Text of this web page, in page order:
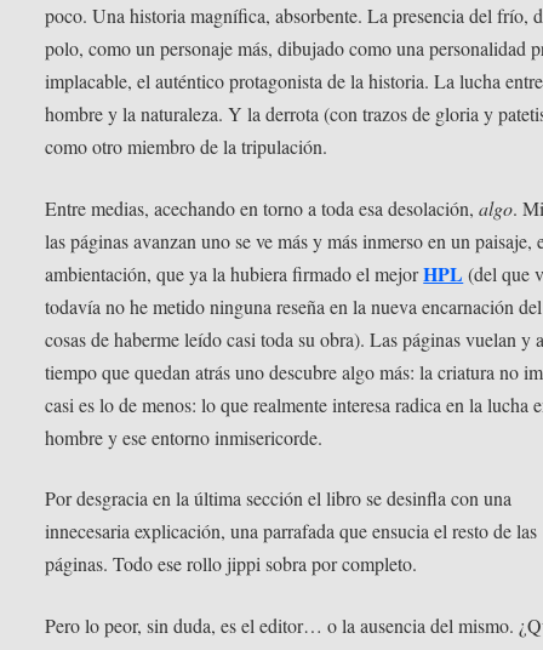
poco. Una historia magnífica, absorbente. La presencia del frío,
polo, como un personaje más, dibujado como una personalidad
implacable, el auténtico protagonista de la historia. La lucha
hombre y la naturaleza. Y la derrota (con trazos de gloria y
como otro miembro de la tripulación.
Entre medias, acechando en torno a toda esa desolación,algo.
las páginas avanzan uno se ve más y más inmerso en un paisaje,
ambientación, que ya la hubiera firmado el mejorHPL (del que
todavía no he metido ninguna reseña en la nueva encarnación
cosas de haberme leído casi toda su obra). Las páginas vuelan y
tiempo que quedan atrás uno descubre algo más: la criatura no
casi es lo de menos: lo que realmente interesa radica en la lucha
hombre y ese entorno inmisericorde.
Por desgracia en la última sección el libro se desinfla con una
innecesaria explicación, una parrafada que ensucia el resto de las
páginas. Todo ese rollo jippi sobra por completo.
Pero lo peor, sin duda, es el editor… o la ausencia del mismo.